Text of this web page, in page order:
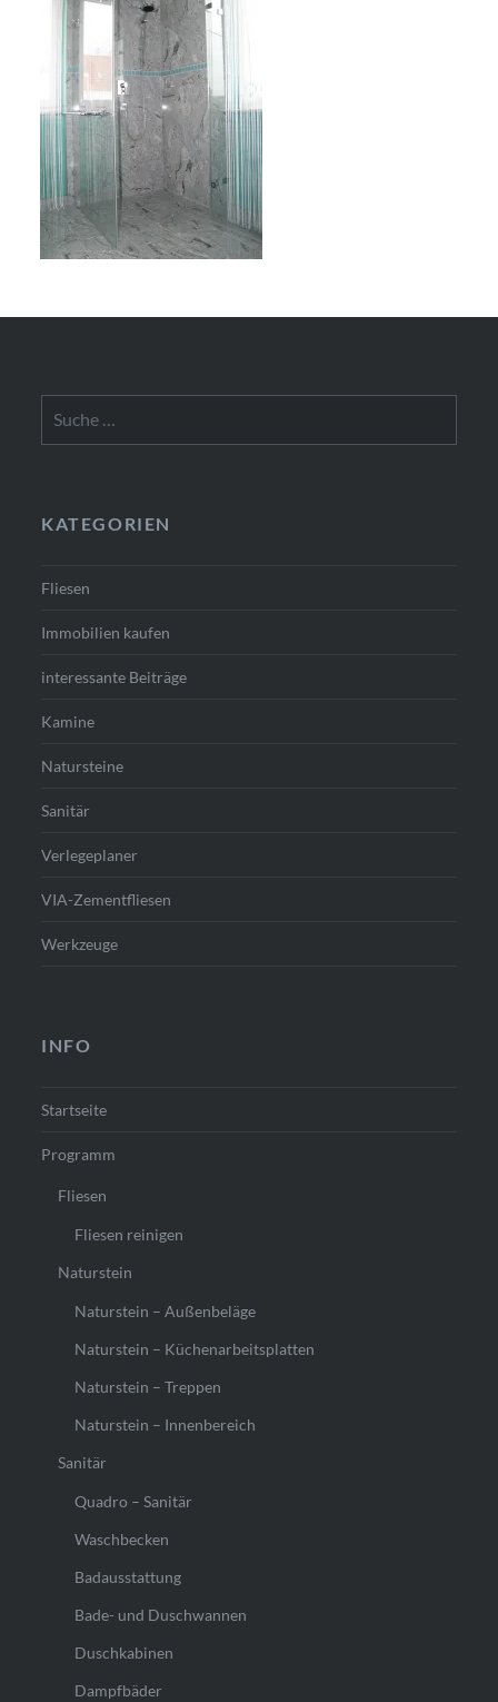
nach:
KATEGORIEN
Fliesen
Immobilien kaufen
interessante Beiträge
Kamine
Natursteine
Sanitär
Verlegeplaner
VIA-Zementfliesen
Werkzeuge
INFO
Startseite
Programm
Fliesen
Fliesen reinigen
Naturstein
Naturstein – Außenbeläge
Naturstein – Küchenarbeitsplatten
Naturstein – Treppen
Naturstein – Innenbereich
Sanitär
Quadro – Sanitär
Waschbecken
Badausstattung
Bade- und Duschwannen
Duschkabinen
Dampfbäder